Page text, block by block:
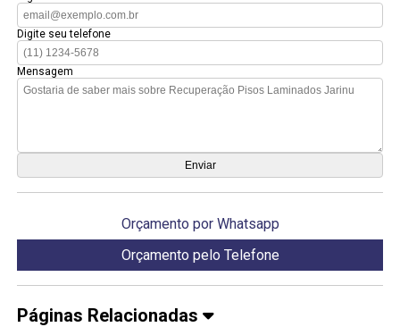
Digite seu telefone
Mensagem
Orçamento por Whatsapp
Orçamento pelo Telefone
Páginas Relacionadas